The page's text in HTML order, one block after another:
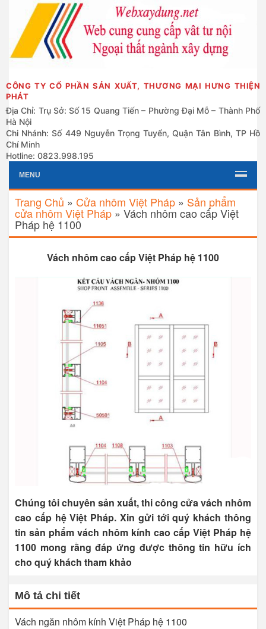
CÔNG TY CỔ PHẦN SẢN XUẤT, THƯƠNG MẠI HƯNG THIỆN
PHÁT
Địa Chỉ: Trụ Sở: Số 15 Quang Tiến – Phường Đại Mỗ – Thành Phố
Hà Nội
Chi Nhánh: Số 449 Nguyễn Trọng Tuyển, Quận Tân Bình, TP Hồ
Chí Minh
Hotline: 0823.998.195
MENU
Trang Chủ » Cửa nhôm Việt Pháp » Sản phẩm
cửa nhôm Việt Pháp » Vách nhôm cao cấp Việt
Pháp hệ 1100
Vách nhôm cao cấp Việt Pháp hệ 1100
Chúng tôi chuyên sản xuất, thi công cửa vách nhôm
cao cấp hệ Việt Pháp. Xin gửi tới quý khách thông
tin sản phẩm vách nhôm kính cao cấp Việt Pháp hệ
1100 mong rằng đáp ứng được thông tin hữu ích
cho quý khách tham khảo
Mô tả chi tiết
Vách ngăn nhôm kính Việt Pháp hệ 1100